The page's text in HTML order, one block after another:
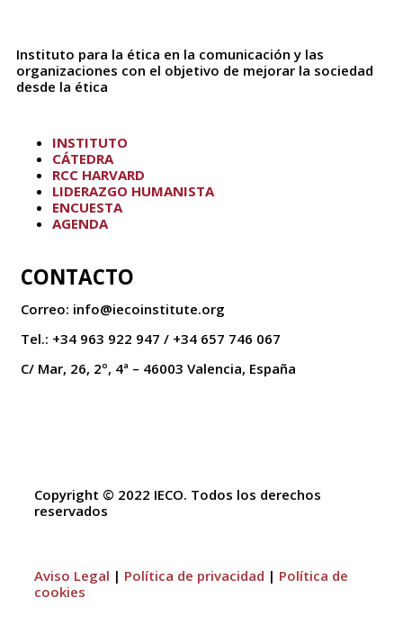
Instituto para la ética en la comunicación y las
organizaciones con el objetivo de mejorar la sociedad
desde la ética
INSTITUTO
CÁTEDRA
RCC HARVARD
LIDERAZGO HUMANISTA
ENCUESTA
AGENDA
CONTACTO
Correo: info@iecoinstitute.org
Tel.: +34 963 922 947 / +34 657 746 067
C/ Mar, 26, 2º, 4ª – 46003 Valencia, España
Copyright © 2022 IECO. Todos los derechos
reservados
Aviso Legal | Política de privacidad | Política de
cookies